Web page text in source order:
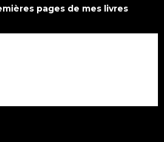
pages de mes livres